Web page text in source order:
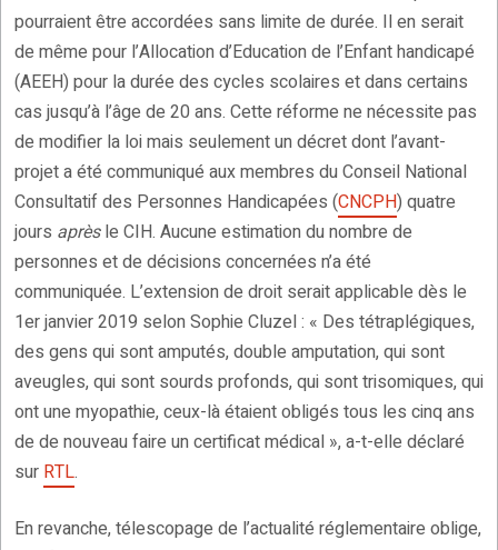
pourraient être accordées sans limite de durée. Il en serait
de même pour l’Allocation d’Education de l’Enfant handicapé
(AEEH) pour la durée des cycles scolaires et dans certains
cas jusqu’à l’âge de 20 ans. Cette réforme ne nécessite pas
de modifier la loi mais seulement un décret dont l’avant-
projet a été communiqué aux membres du Conseil National
Consultatif des Personnes Handicapées (CNCPH) quatre
jours aprèsle CIH. Aucune estimation du nombre de
personnes et de décisions concernées n’a été
communiquée. L’extension de droit serait applicable dès le
1er janvier 2019 selon Sophie Cluzel : « Des tétraplégiques,
des gens qui sont amputés, double amputation, qui sont
aveugles, qui sont sourds profonds, qui sont trisomiques, qui
ont une myopathie, ceux-là étaient obligés tous les cinq ans
de de nouveau faire un certificat médical », a-t-elle déclaré
sur RTL.
En revanche, télescopage de l’actualité réglementaire oblige,